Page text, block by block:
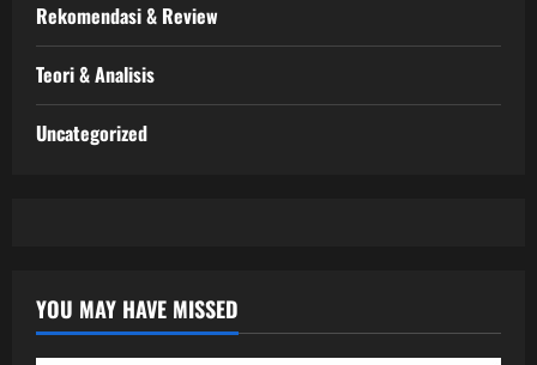
Rekomendasi & Review
Teori & Analisis
Uncategorized
YOU MAY HAVE MISSED